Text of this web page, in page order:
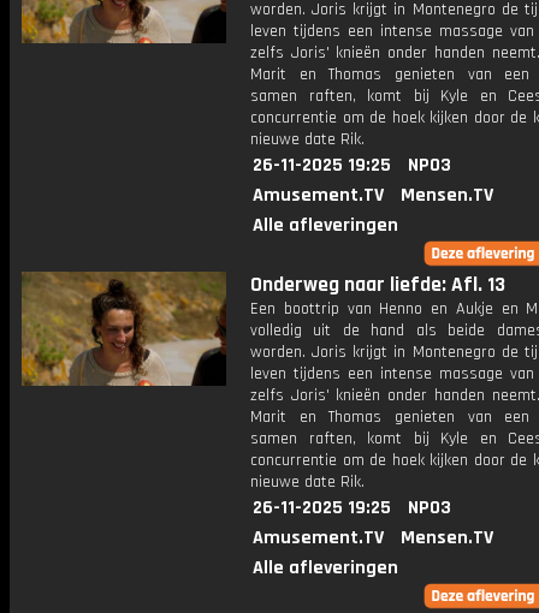
worden. Joris krijgt in Montenegro de
leven tijdens een intense massage van
zelfs Joris' knieën onder handen
Marit en Thomas genieten van een
samen raften, komt bij Kyle en
concurrentie om de hoek kijken door de
nieuwe date Rik.
26-11-2025 19:25
NPO3
Amusement.TV
Mensen.TV
Alle afleveringen
Onderweg naar liefde: Afl. 13
Een boottrip van Henno en Aukje en
volledig uit de hand als beide
worden. Joris krijgt in Montenegro de
leven tijdens een intense massage van
zelfs Joris' knieën onder handen
Marit en Thomas genieten van een
samen raften, komt bij Kyle en
concurrentie om de hoek kijken door de
nieuwe date Rik.
26-11-2025 19:25
NPO3
Amusement.TV
Mensen.TV
Alle afleveringen